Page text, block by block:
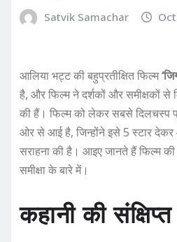
Satvik Samachar
आलिया भट्ट की बहुप्रतीक्षित फिल्म
है, और फिल्म ने दर्शकों और समीक्षकों से
की हैं। फिल्म को लेकर सबसे दिलचस्प
ओर से आई है, जिन्होंने इसे 5 स्टार
सराहना की है। आइए जानते हैं फिल्म
समीक्षा के बारे में।
कहानी की